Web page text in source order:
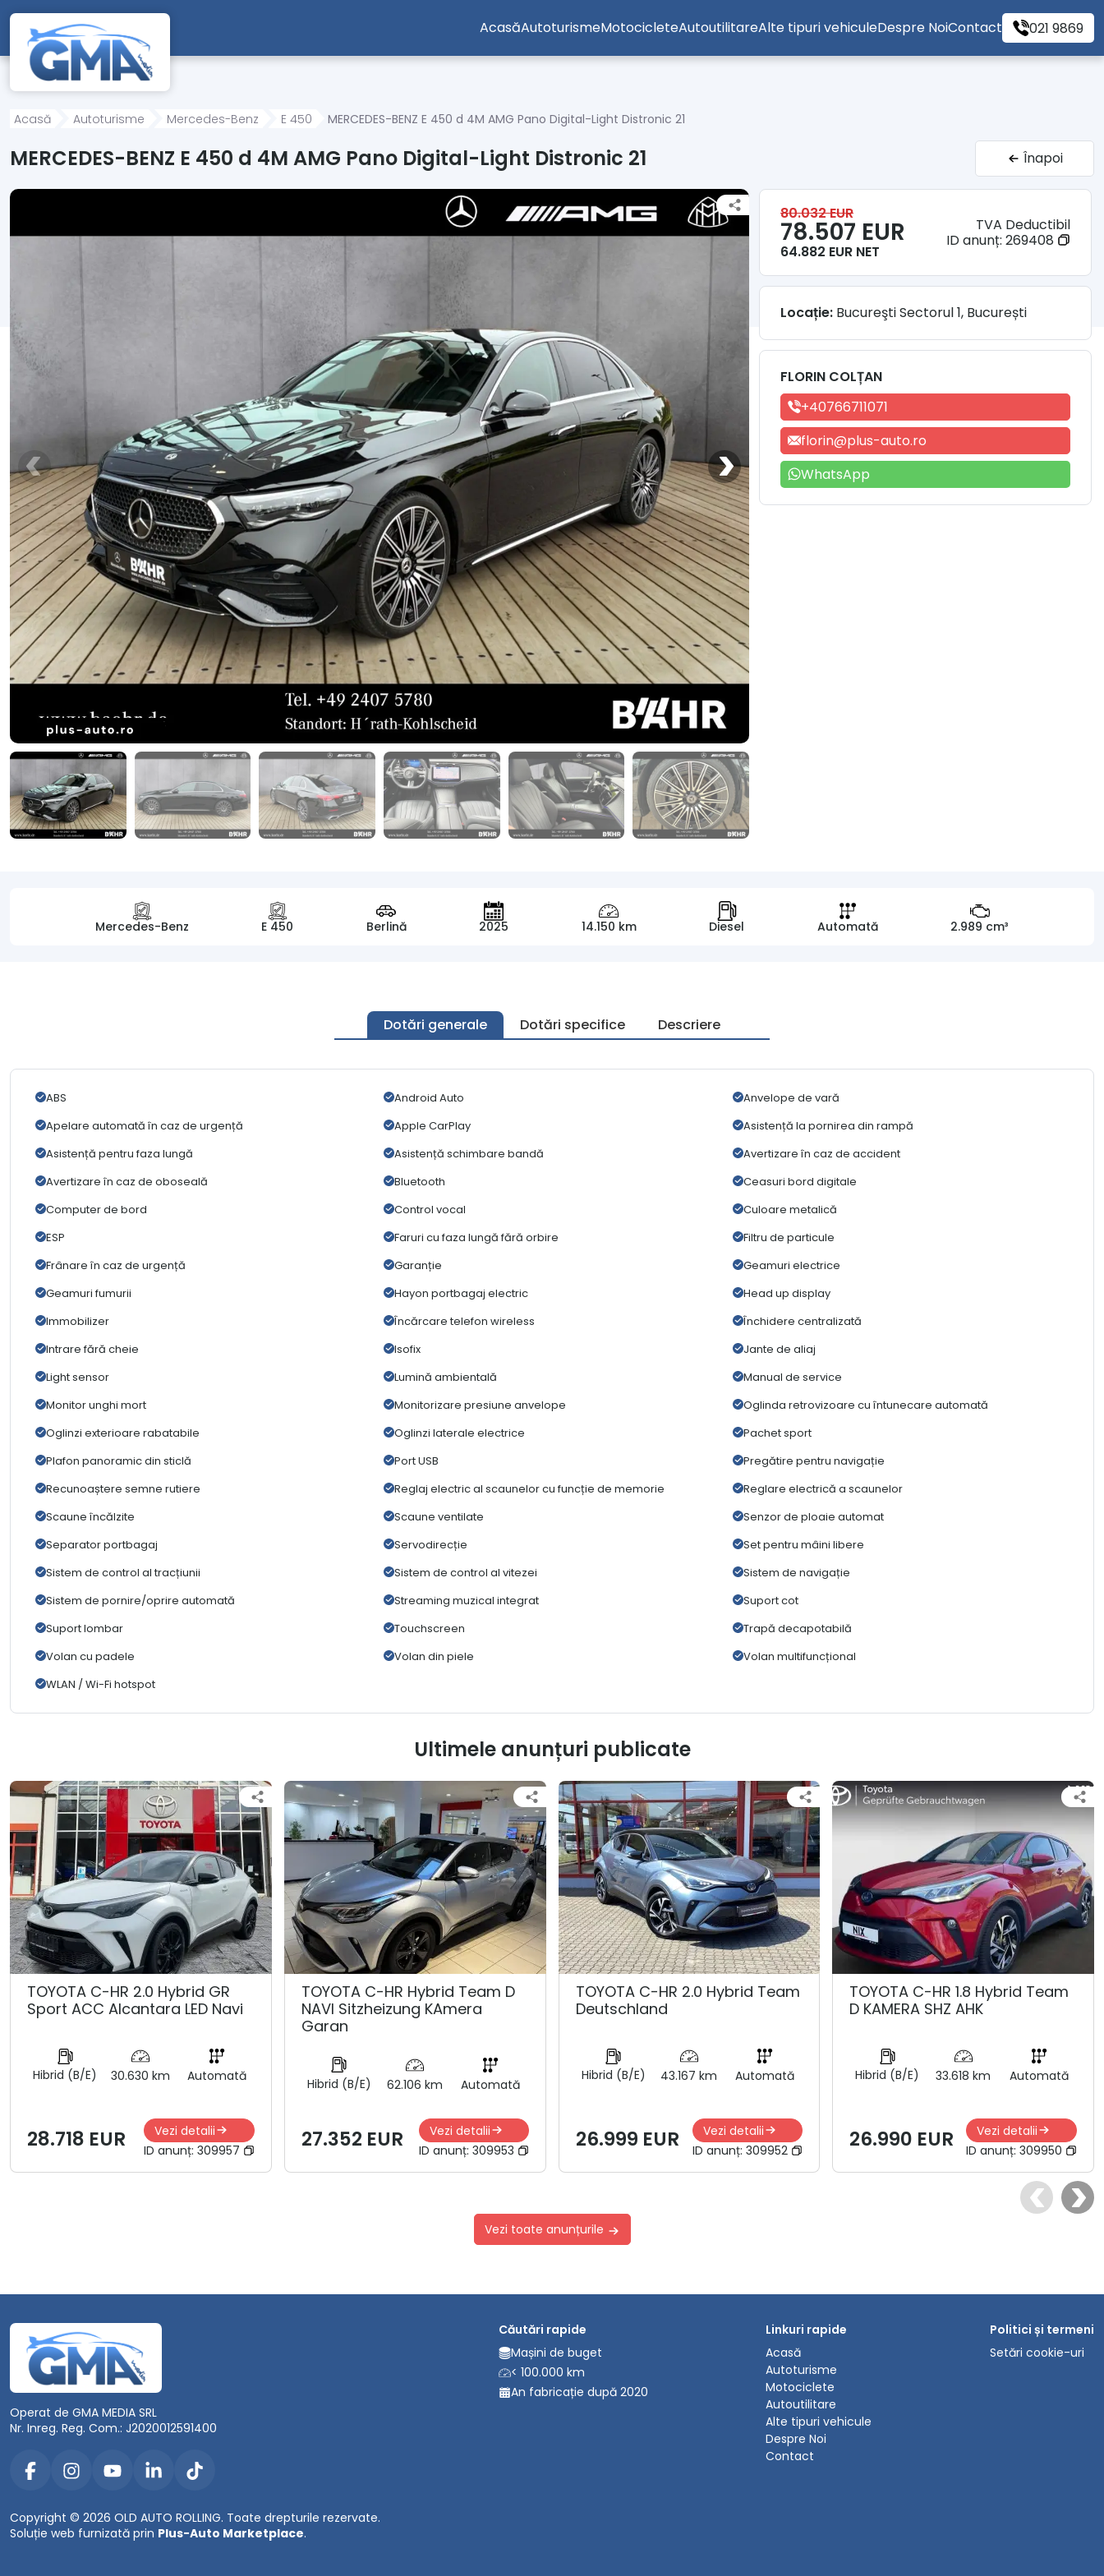
Mergi direct la conținutul principal
AcasăAutoturismeMotocicleteAutoutilitareAlte tipuri vehiculeDespre NoiContact 021 9869
Acasă Autoturisme Mercedes-Benz E 450 MERCEDES-BENZ E 450 d 4M AMG Pano Digital-Light Distronic 21
MERCEDES-BENZ E 450 d 4M AMG Pano Digital-Light Distronic 21 Înapoi
Mercedes-Benz E 450 Berlină 2025 14.150 km Diesel Automată 2.989 cm³
Dotări generale Dotări specifice Descriere
ABS Android Auto
Anvelope de vară
Apelare automată în caz de urgență
Apple CarPlay
Asistență la pornirea din rampă
Asistență pentru faza lungă
Asistență schimbare bandă
Avertizare în caz de accident
Avertizare în caz de oboseală
Bluetooth
Ceasuri bord digitale
Computer de bord
Control vocal
Culoare metalică
ESP
Faruri cu faza lungă fără orbire
Filtru de particule
Frânare în caz de urgență
Garanție
Geamuri electrice
Geamuri fumurii
Hayon portbagaj electric
Head up display
Immobilizer
Încărcare telefon wireless
Închidere centralizată
Intrare fără cheie
Isofix
Jante de aliaj
Light sensor
Lumină ambientală
Manual de service
Monitor unghi mort
Monitorizare presiune anvelope
Oglinda retrovizoare cu întunecare automată
Oglinzi exterioare rabatabile
Oglinzi laterale electrice
Pachet sport
Plafon panoramic din sticlă
Port USB
Pregătire pentru navigație
Recunoaștere semne rutiere
Reglaj electric al scaunelor cu funcție de memorie
Reglare electrică a scaunelor
Scaune încălzite
Scaune ventilate
Senzor de ploaie automat
Separator portbagaj
Servodirecție
Set pentru mâini libere
Sistem de control al tracțiunii
Sistem de control al vitezei
Sistem de navigație
Sistem de pornire/oprire automată
Streaming muzical integrat
Suport cot
Suport lombar
Touchscreen
Trapă decapotabilă
Volan cu padele
Volan din piele
Volan multifuncțional
WLAN / Wi-Fi hotspot
80.032 EUR
78.507 EUR
64.882 EUR NET
TVA Deductibil
ID anunț: 269408
Locație: Bucureşti Sectorul 1, București
FLORIN COLȚAN
+40766711071
florin@plus-auto.ro
WhatsApp
Ultimele anunțuri publicate
TOYOTA C-HR 2.0 Hybrid GR
Sport ACC Alcantara LED Navi
Hibrid (B/E) 30.630 km Automată
28.718 EUR
Vezi detalii
ID anunț: 309957
TOYOTA C-HR Hybrid Team D
NAVI Sitzheizung KAmera
Garan
Hibrid (B/E) 62.106 km Automată
27.352 EUR
Vezi detalii
ID anunț: 309953
TOYOTA C-HR 2.0 Hybrid Team
Deutschland
Hibrid (B/E) 43.167 km Automată
26.999 EUR
Vezi detalii
ID anunț:309952
TOYOTA C-HR 1.8 Hybrid Team
D KAMERA SHZ AHK
Hibrid (B/E) 33.618 km Automată
26.990 EUR
Vezi detalii
ID anunț: 309950
Vezi toate anunțurile
Operat de GMA MEDIA SRL
Nr. Inreg. Reg. Com.: J2020012591400
Copyright © 2026 OLD AUTO ROLLING. Toate drepturile rezervate.
Soluție web furnizată prin Plus-Auto Marketplace.
Căutări rapide
Mașini de buget
< 100.000 km
An fabricație după 2020
Linkuri rapide
Acasă
Autoturisme
Motociclete
Autoutilitare
Alte tipuri vehicule
Despre Noi
Contact
Politici și termeni
Setări cookie-uri